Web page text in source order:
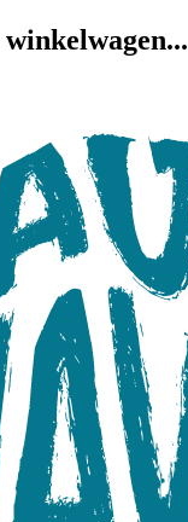
winkelwagen...